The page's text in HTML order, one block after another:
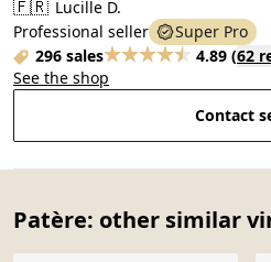
🇫🇷 Lucille D.
Professional seller
Super Pro
296 sales
4.89 (62
See the shop
Contact
Patère: other similar